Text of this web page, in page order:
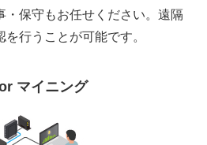
・保守もお任せください。遠隔
行うことが可能です。
マイニング